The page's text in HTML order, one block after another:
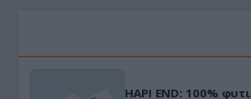
HAPI END: 100%